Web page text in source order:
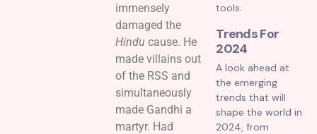
immensely
damaged the
Hindu cause. He
made villains out
of the RSS and
simultaneously
made Gandhi a
martyr. Had
tools.
Trends For
2024
A look ahead at
the emerging
trends that will
shape the world in
2024, from